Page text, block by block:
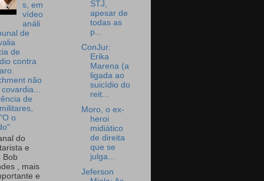
s, em
vídeo
análi
de
de
contra
não
de
o
do
e
Bob
, mais
e
STJ,
apesar de
todas as
p...
ConJur:
Erika
Marena (a
ligada ao
suicídio do
reit...
Moro, o ex-
heroi
midiático
de direita
que se
julga...
Jeferson